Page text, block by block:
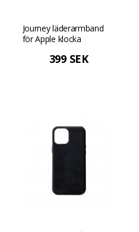
Journey läderarmband
för Apple klocka
399 SEK